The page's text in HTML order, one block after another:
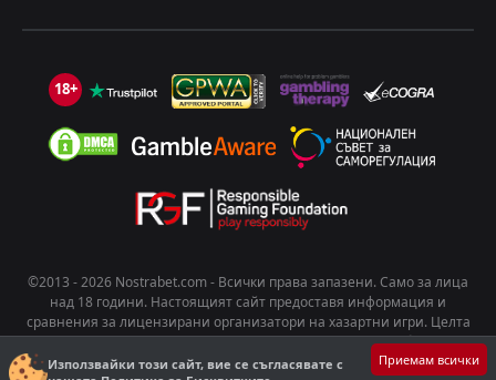
Използвайки този сайт, вие се съгласявате с
Приемам всички
18+
©2013 - 2026 Nostrabet.com - Всички пpaвa зaпaзeни. Само за лица
над 18 години. Настоящият сайт предоставя информация и
сравнения за лицензирани организатори на хазартни игри. Целта
на съдържанието е да подпомогне информирания избор на
потребителите. Хазартът носи риск от развиване на зависимост.